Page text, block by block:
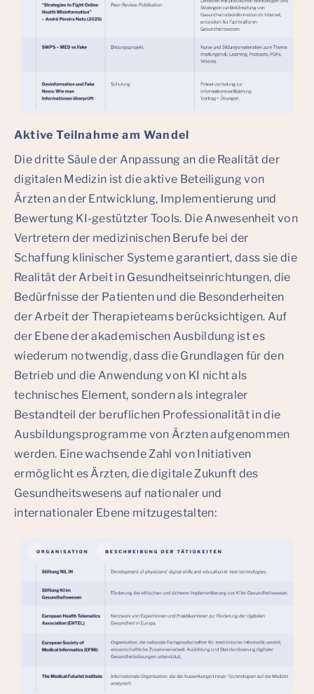
Aktive Teilnahme am Wandel
Die dritte Säule der Anpassung an die Realität der
digitalen Medizin ist die aktive Beteiligung von
Ärzten an der Entwicklung, Implementierung und
Bewertung KI-gestützter Tools. Die Anwesenheit von
Vertretern der medizinischen Berufe bei der
Schaffung klinischer Systeme garantiert, dass sie die
Realität der Arbeit in Gesundheitseinrichtungen, die
Bedürfnisse der Patienten und die Besonderheiten
der Arbeit der Therapieteams berücksichtigen. Auf
der Ebene der akademischen Ausbildung ist es
wiederum notwendig, dass die Grundlagen für den
Betrieb und die Anwendung von KI nicht als
technisches Element, sondern als integraler
Bestandteil der beruflichen Professionalität in die
Ausbildungsprogramme von Ärzten aufgenommen
werden. Eine wachsende Zahl von Initiativen
ermöglicht es Ärzten, die digitale Zukunft des
Gesundheitswesens auf nationaler und
internationaler Ebene mitzugestalten: